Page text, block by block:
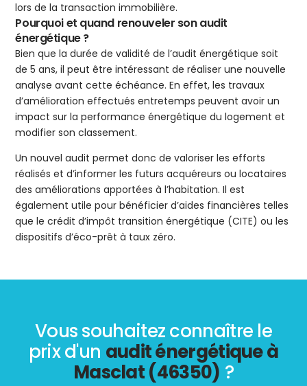
lors de la transaction immobilière.
Pourquoi et quand renouveler son audit
énergétique ?
Bien que la durée de validité de l’audit énergétique soit
de 5 ans, il peut être intéressant de réaliser une nouvelle
analyse avant cette échéance. En effet, les travaux
d’amélioration effectués entretemps peuvent avoir un
impact sur la performance énergétique du logement et
modifier son classement.
Un nouvel audit permet donc de valoriser les efforts
réalisés et d’informer les futurs acquéreurs ou locataires
des améliorations apportées à l’habitation. Il est
également utile pour bénéficier d’aides financières telles
que le crédit d’impôt transition énergétique (CITE) ou les
dispositifs d’éco-prêt à taux zéro.
Vous souhaitez connaître le
prix d'un audit énergétique à
Masclat (46350) ?